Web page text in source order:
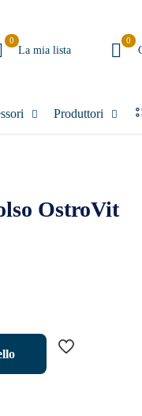
0
La mia lista
0
Produttori
OstroVit